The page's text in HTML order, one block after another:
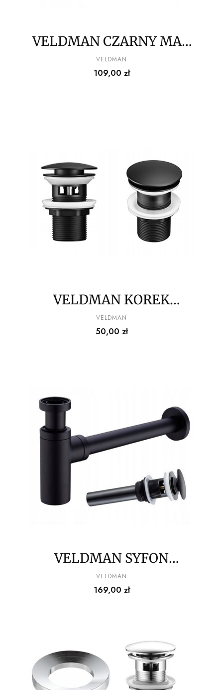
VELDMAN CZARNY MAT
SYFON UMYWALKOWY
PRODUCENT
VELDMAN
Cena
109,00 zł
VELDMAN KOREK
UMYWALKOWY KLIK
KLAK CZARNY MAT
PRODUCENT
VELDMAN
Cena
50,00 zł
VELDMAN SYFON
UMYWALKOWY + KOREK
KLIK KLAK BLACK
PRODUCENT
VELDMAN
Cena
169,00 zł